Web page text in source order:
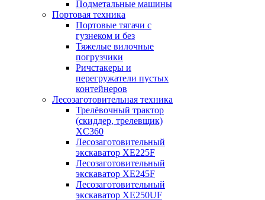
Подметальные машины
Портовая техника
Портовые тягачи с
гузнеком и без
Тяжелые вилочные
погрузчики
Ричстакеры и
перегружатели пустых
контейнеров
Лесозаготовительная техника
Трелёвочный трактор
(скиддер, трелевщик)
XC360
Лесозаготовительный
экскаватор XE225F
Лесозаготовительный
экскаватор XE245F
Лесозаготовительный
экскаватор XE250UF